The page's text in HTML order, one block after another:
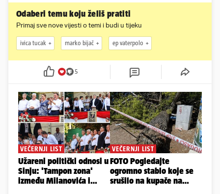
Odaberi temu koju želiš pratiti
Primaj sve nove vijesti o temi i budi u tijeku
ivica tucak marko bijač ep vaterpolo
5